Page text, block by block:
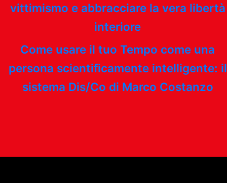
vittimismo e abbracciare la vera libertà
interiore
Come usare il tuo Tempo come una
persona scientificamente intelligente: il
sistema Dis/Co di Marco Costanzo